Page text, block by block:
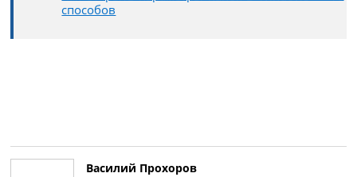
способов
Василий Прохоров